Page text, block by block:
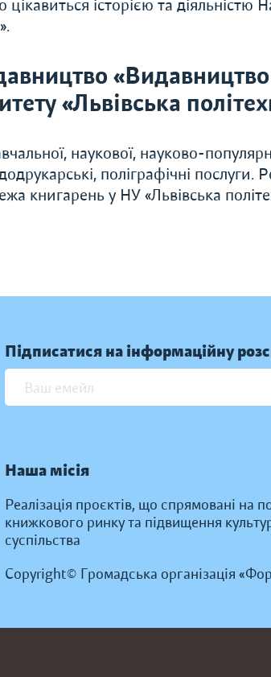
цікавиться історією та діяльністю
«Львівська
наукової, науково-
поліграфічні
книгарень у НУ «Львівська
Підписатися на інформаційну
Наша місія
Реалізація проєктів, що спрямовані на
книжкового ринку та підвищення
суспільства
Copyright© Громадська організація